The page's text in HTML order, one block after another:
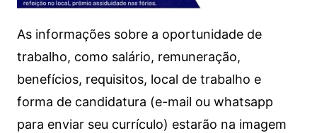
As informações sobre a oportunidade de
trabalho, como salário, remuneração,
benefícios, requisitos, local de trabalho e
forma de candidatura (e-mail ou whatsapp
para enviar seu currículo) estarão na imagem